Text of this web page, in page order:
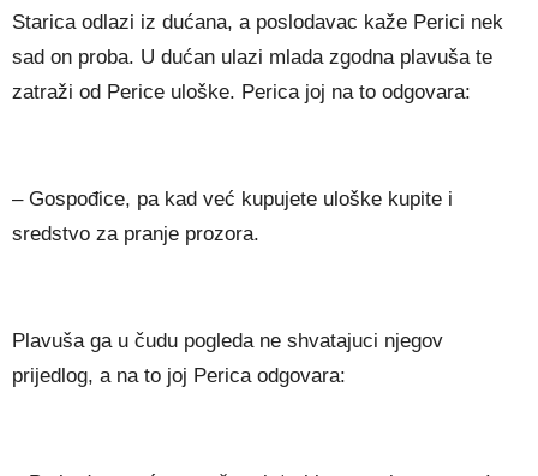
Starica odlazi iz dućana, a poslodavac kaže Perici nek
sad on proba. U dućan ulazi mlada zgodna plavuša te
zatraži od Perice uloške. Perica joj na to odgovara:
– Gospođice, pa kad već kupujete uloške kupite i
sredstvo za pranje prozora.
Plavuša ga u čudu pogleda ne shvatajuci njegov
prijedlog, a na to joj Perica odgovara: